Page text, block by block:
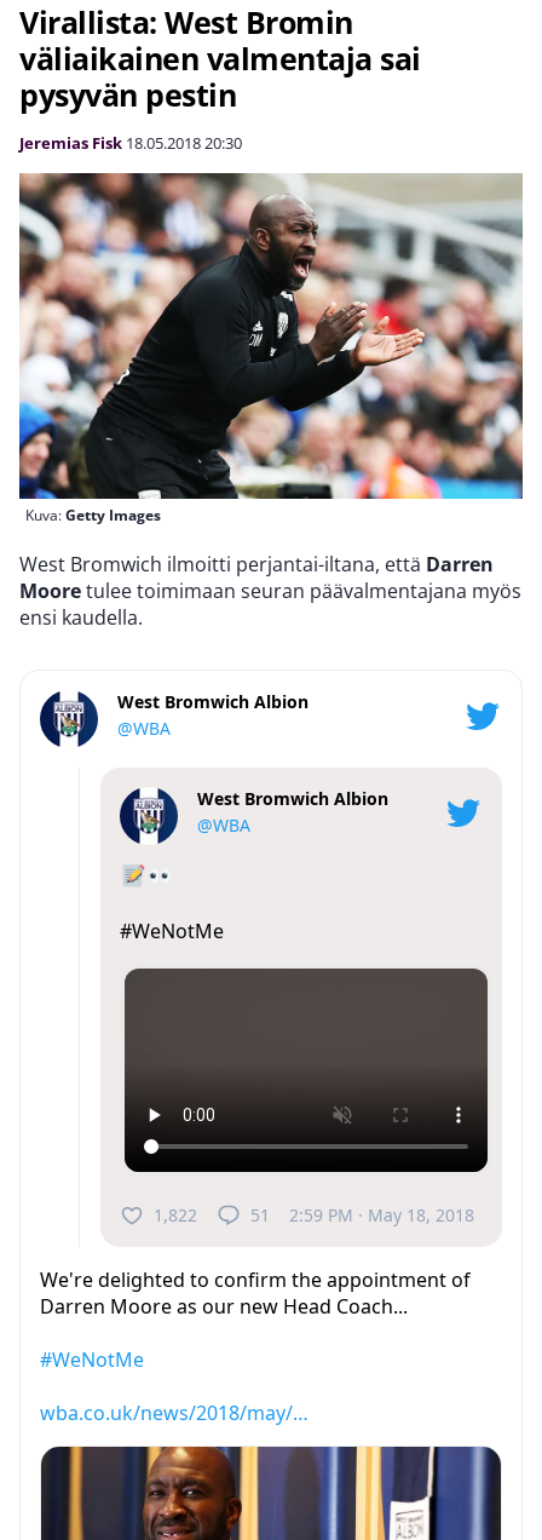
Virallista: West Bromin
väliaikainen valmentaja sai
pysyvän pestin
Jeremias Fisk 18.05.201820:30
Kuva:Getty Images
West Bromwich ilmoitti perjantai-iltana, että Darren
Mooretulee toimimaan seuran päävalmentajana myös
ensi kaudella.
West Bromwich Albion
@WBA
West Bromwich Albion
@WBA
#WeNotMe
1,822 51 2:59 PM · May 18, 2018
We're delighted to confirm the appointment of
Darren Moore as our new Head Coach...
#WeNotMe
wba.co.uk/news/2018/may/…